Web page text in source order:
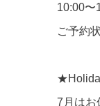
10:00〜
ご予約
7月はお